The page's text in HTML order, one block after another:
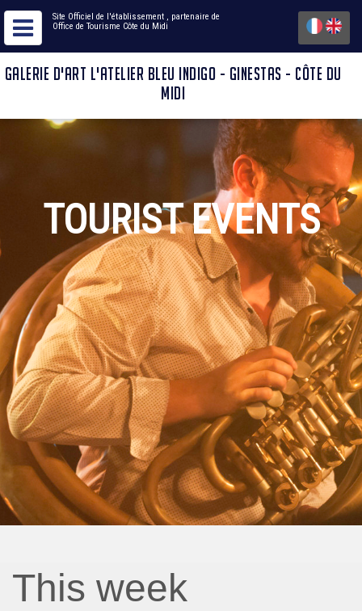
Site Officiel de l'établissement , partenaire de
Office de Tourisme Côte du Midi
GALERIE D'ART L'ATELIER BLEU INDIGO - GINESTAS - CÔTE DU
MIDI
TOURIST EVENTS
This week